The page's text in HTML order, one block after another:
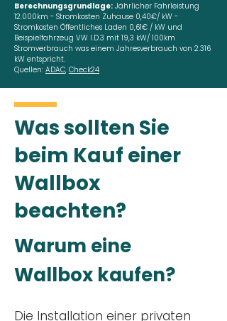
Berechnungsgrundlage: Jährlicher Fahrleistung
12.000km - Stromkosten Zuhause 0,40€/ kW -
Stromkosten Öffentliches Laden 0,61€ / kW und
Beispielfahrzeug VW I.D.3 mit 19,3 kW/ 100km
Stromverbrauch was einem Jahresverbrauch von 2.316
kW entspricht.
Quellen: ADAC, Check24
Was sollten Sie
beim Kauf einer
Wallbox
beachten?
Warum eine
Wallbox kaufen?
Die Installation einer privaten